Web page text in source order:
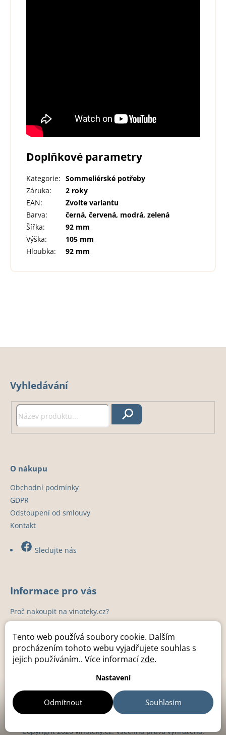
Tento web používá soubory cookie. Dalším
procházením tohoto webu vyjadřujete souhlas s
jejich používáním.. Více informacízde.
Nastavení
Odmítnout Souhlasím
Doplňkové parametry
Kategorie: Sommeliérské potřeby
Záruka:
2 roky
EAN:
Zvolte variantu
Barva:
černá, červená, modrá, zelená
Šířka:
92 mm
Výška:
105 mm
Hloubka: 92 mm
Vyhledávání
Hledat
O nákupu
Obchodní podmínky
GDPR
Odstoupení od smlouvy
Kontakt
Sledujte nás
Informace pro vás
Proč nakoupit na vinoteky.cz?
Instalace
Záruka a servis
Kuchyňská studia
Kontakty
Copyright 2026vinotéky.cz. Všechna práva vyhrazena.